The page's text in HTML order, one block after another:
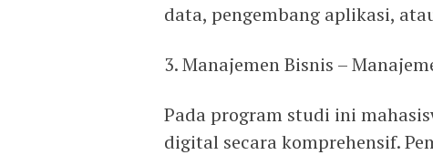
data, pengembang aplikasi,
3. Manajemen Bisnis –
Pada program studi ini
digital secara komprehensif.